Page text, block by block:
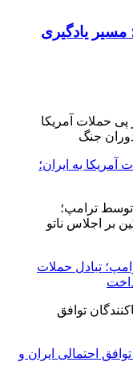
مسیر یادگیری
به ایران؛
تبادل حملات
احتمالی ایران و